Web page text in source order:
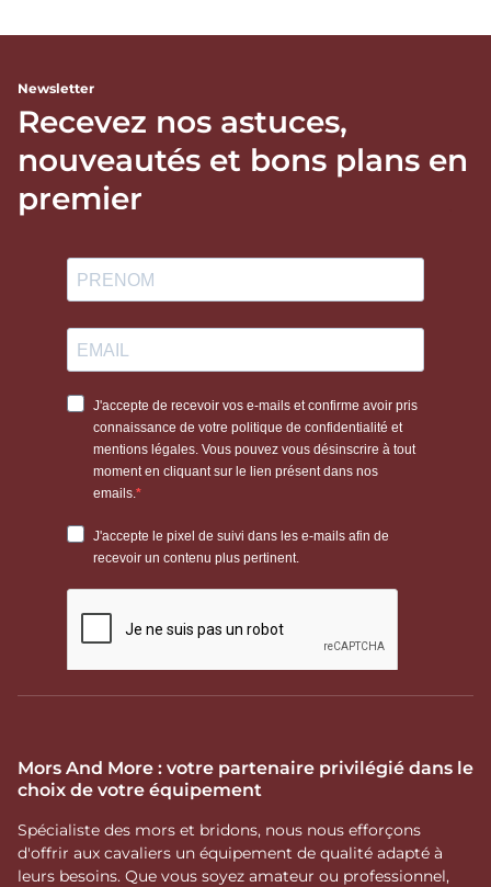
Newsletter
Recevez nos astuces,
nouveautés et bons plans en
premier
Mors And More : votre partenaire privilégié dans le
choix de votre équipement
Spécialiste des mors et bridons, nous nous efforçons
d'offrir aux cavaliers un équipement de qualité adapté à
leurs besoins. Que vous soyez amateur ou professionnel,